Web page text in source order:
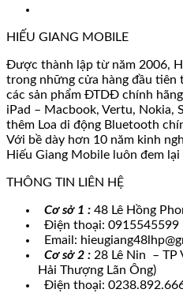
HIẾU GIANG MOBILE
Được thành lập từ năm 2006,
trong những cửa hàng đầu tiên
các sản phẩm ĐTDĐ chính
iPad – Macbook, Vertu, Nokia,
thêm Loa di động Bluetooth
Với bề dày hơn 10 năm kinh
Hiếu Giang Mobile luôn đem
THÔNG TIN LIÊN HỆ
Cơ sở 1 : 48 Lê Hồng
Điện thoại: 0915545599
Email:
Cơ sở 2 : 28 Lê Nin – TP
Hải Thượng Lãn Ông)
Điện thoại: